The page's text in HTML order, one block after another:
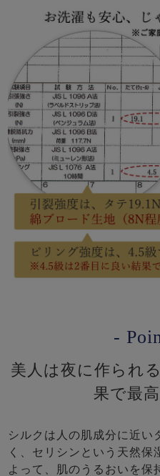
-
美人は夜に作られ
果で最
シルクは人の肌成分に近い
く、セリシンという天然保
よって、肌のうるおいを保